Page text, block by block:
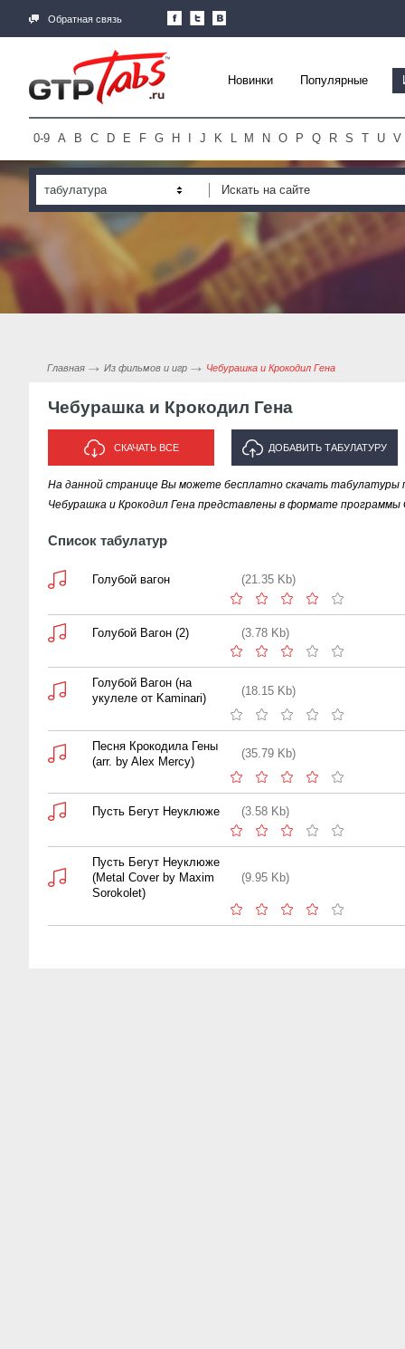
Обратная связь
Новинки Популярные
0-9 A B C D E F G H J K L M N O P Q R S T U V
табулатура
Главная Из фильмов и игр Чебурашка и Крокодил Гена
Чебурашка и Крокодил Гена
СКАЧАТЬ ВСЕ ДОБАВИТЬ ТАБУЛАТУРУ
ИСПОЛНИТЕЛЯ "ЧЕБУРАШКА И
На данной странице Вы можете бесплатно скачать табулатуры
Чебурашка и Крокодил Гена представлены в формате программы
Список табулатур
Голубой вагон (21.35 Kb)
Голубой Вагон (2) (3.78 Kb)
Голубой Вагон (на
укулеле от Kaminari)
(18.15 Kb)
Песня Крокодила Гены
(arr. by Alex Mercy)
(35.79 Kb)
Пусть Бегут Неуклюже (3.58 Kb)
Пусть Бегут Неуклюже
(Metal Cover by Maxim
Sorokolet)
(9.95 Kb)